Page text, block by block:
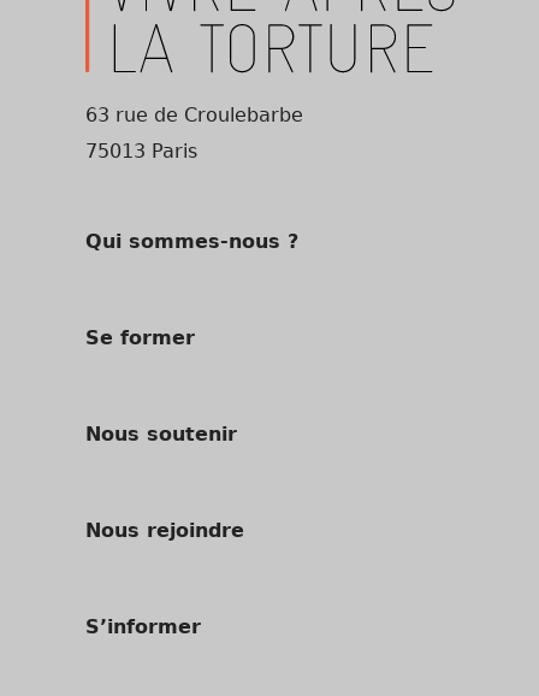
63 rue de Croulebarbe
75013 Paris
Qui sommes-nous ?
Se former
Nous soutenir
Nous rejoindre
S’informer